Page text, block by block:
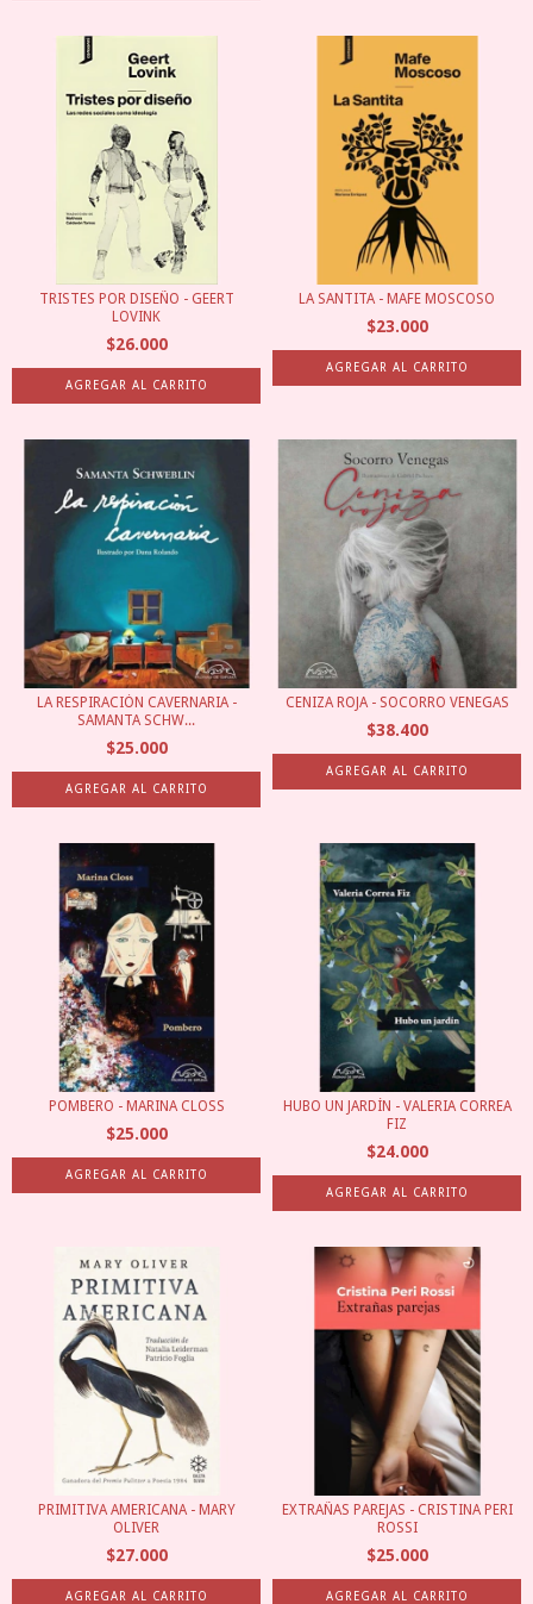
TRISTES POR DISEÑO - GEERT
LOVINK
$26.000
LA SANTITA - MAFE MOSCOSO
$23.000
LA RESPIRACIÓN CAVERNARIA -
SAMANTA SCHW...
$25.000
CENIZA ROJA - SOCORRO VENEGAS
$38.400
POMBERO - MARINA CLOSS
$25.000
HUBO UN JARDÍN - VALERIA CORREA
FIZ
$24.000
PRIMITIVA AMERICANA - MARY
OLIVER
$27.000
EXTRAÑAS PAREJAS - CRISTINA PERI
ROSSI
$25.000